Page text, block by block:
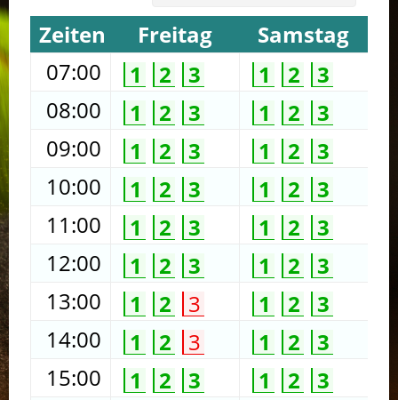
Zeiten
Freitag
Samstag
07:00
1 2 3 1 2
3
08:00
1 2 3 1 2
3
09:00
1 2 3 1 2
3
10:00
1 2 3 1 2
3
11:00
1 2 3 1 2
3
12:00
1 2 3 1 2
3
13:00
1 2 3 1 2
3
14:00
1 2 3 1 2
3
15:00
1 2 3 1 2
3